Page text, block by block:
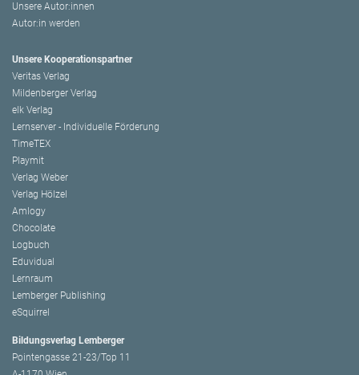
Unsere Autor:innen
Autor:in werden
Unsere Kooperationspartner
Veritas Verlag
Mildenberger Verlag
elk Verlag
Lernserver - Individuelle Förderung
TimeTEX
Playmit
Verlag Weber
Verlag Hölzel
Amlogy
Chocolate
Logbuch
Eduvidual
Lernraum
Lemberger Publishing
eSquirrel
Bildungsverlag Lemberger
Pointengasse 21-23/Top 11